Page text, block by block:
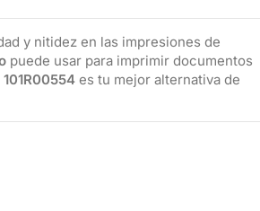
y nitidez en las impresiones de
puede usar para imprimir documentos
es tu mejor alternativa de